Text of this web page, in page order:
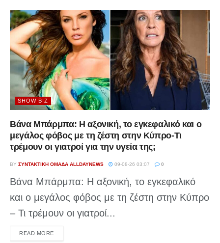
SHOW BIZ
Βάνα Μπάρμπα: Η αξονική, το εγκεφαλικό και ο
μεγάλος φόβος με τη ζέστη στην Κύπρο-Τι
τρέμουν οι γιατροί για την υγεία της;
BY ΣΥΝΤΑΚΤΙΚΉ ΟΜΆΔΑ ALLDAYNEWS 09-08-26 03:07 0
Βάνα Μπάρμπα: Η αξονική, το εγκεφαλικό
και ο μεγάλος φόβος με τη ζέστη στην Κύπρο
– Τι τρέμουν οι γιατροί...
READ MOREDETAILS